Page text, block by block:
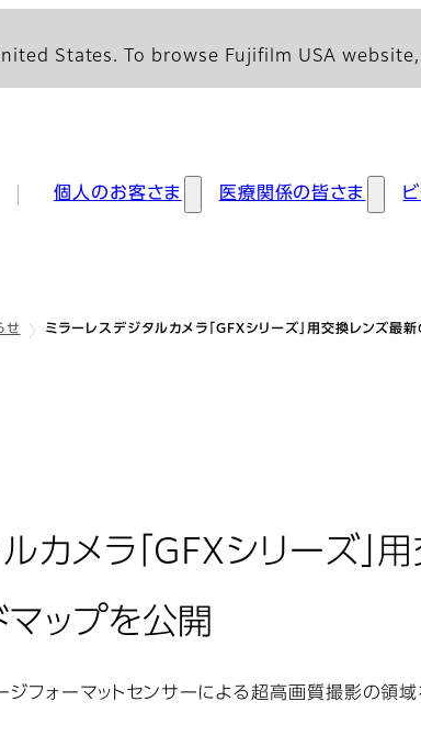
States. To browse Fujifilm USA
個人のお客さま 医療関係の皆さま
せ ミラーレスデジタルカメラ「GFXシリーズ」用交換レンズ最
カメラ「GFXシリーズ」
ップを公開
ジフォーマットセンサーによる超高画質撮影の領